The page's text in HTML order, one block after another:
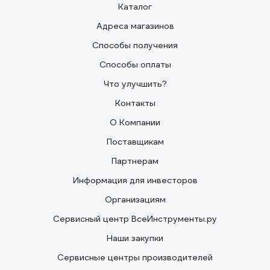
Каталог
Адреса магазинов
Способы получения
Способы оплаты
Что улучшить?
Контакты
О Компании
Поставщикам
Партнерам
Информация для инвесторов
Организациям
Сервисный центр ВсеИнструменты.ру
Наши закупки
Сервисные центры производителей